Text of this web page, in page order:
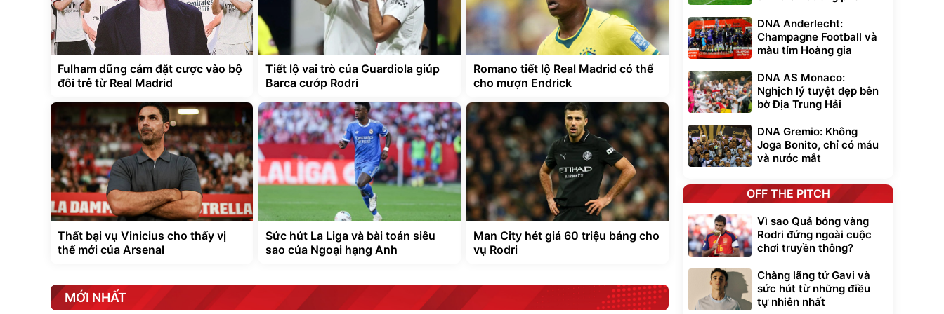
Fulham dũng cảm đặt cược vào bộ
đôi trẻ từ Real Madrid
Tiết lộ vai trò của Guardiola giúp
Barca cướp Rodri
Romano tiết lộ Real Madrid có thể
cho mượn Endrick
Thất bại vụ Vinicius cho thấy vị
thế mới của Arsenal
Sức hút La Liga và bài toán siêu
sao của Ngoại hạng Anh
Man City hét giá 60 triệu bảng cho
vụ Rodri
MỚI NHẤT
DNA Anderlecht:
Champagne Football và
màu tím Hoàng gia
DNA AS Monaco:
Nghịch lý tuyệt đẹp bên
bờ Địa Trung Hải
DNA Gremio: Không
Joga Bonito, chỉ có máu
và nước mắt
OFF THE PITCH
Vì sao Quả bóng vàng
Rodri đứng ngoài cuộc
chơi truyền thông?
Chàng lãng tử Gavi và
sức hút từ những điều
tự nhiên nhất